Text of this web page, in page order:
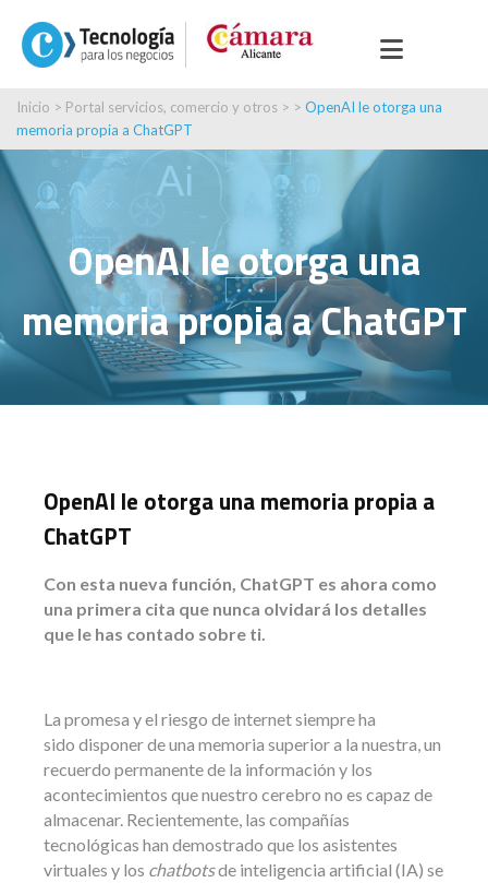
Inicio > Portal servicios, comercio y otros > > OpenAI le otorga una
memoria propia a ChatGPT
OpenAI le otorga una
memoria propia a ChatGPT
OpenAI le otorga una memoria propia a
ChatGPT
Con esta nueva función, ChatGPT es ahora como
una primera cita que nunca olvidará los detalles
que le has contado sobre ti.
La promesa y el riesgo de internet siempre ha
sido disponer de una memoria superior a la nuestra, un
recuerdo permanente de la información y los
acontecimientos que nuestro cerebro no es capaz de
almacenar. Recientemente, las compañías
tecnológicas han demostrado que los asistentes
virtuales y los chatbotsde inteligencia artificial (IA) se